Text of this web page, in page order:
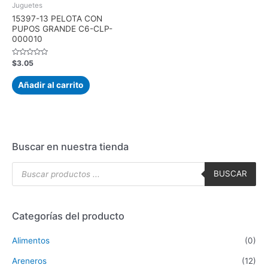
Buscar en nuestra tienda
BUSCAR
Categorías del producto
Alimentos (0)
Areneros (12)
Juguetes
15397-13 PELOTA CON
PUPOS GRANDE C6-CLP-
000010
Valorado
con
de
5
$3.05
Añadir al carrito